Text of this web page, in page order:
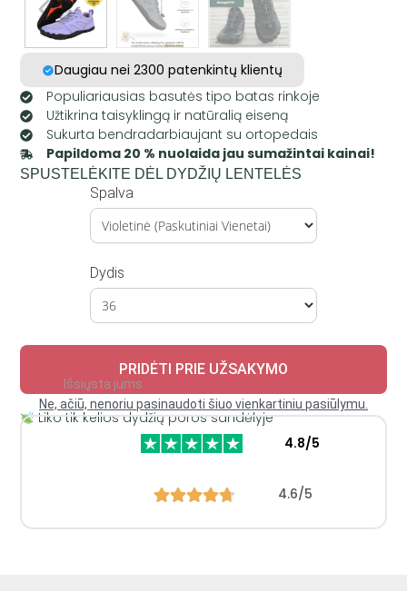
Daugiau nei 2300 patenkintų klientų
Populiariausias basutės tipo batas rinkoje
Užtikrina taisyklingą ir natūralią eiseną
Sukurta bendradarbiaujant su ortopedais
Papildoma 20 % nuolaida jau sumažintai kainai!
SPUSTELĖKITE DĖL DYDŽIŲ LENTELĖS
Spalva
Dydis
PRIDĖTI PRIE UŽSAKYMO
Išsiųsta jums
Ne, ačiū, nenoriu pasinaudoti šiuo vienkartiniu pasiūlymu.
Liko tik kelios dydžių poros sandėlyje
4.8/5
4.6/5